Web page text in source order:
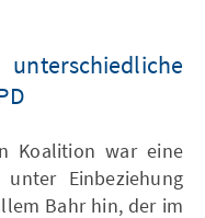
Koalition war eine
unter Einbeziehung
Bahr hin, der im